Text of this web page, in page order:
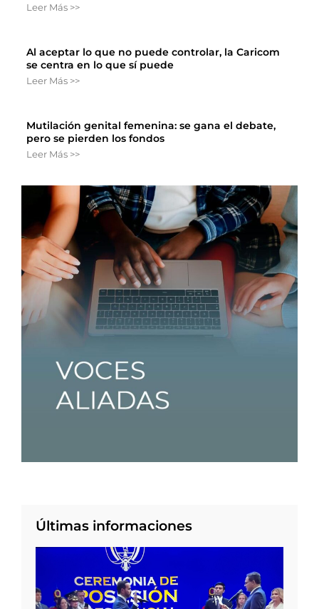
Leer Más >>
Al aceptar lo que no puede controlar, la Caricom
se centra en lo que sí puede
Leer Más >>
Mutilación genital femenina: se gana el debate,
pero se pierden los fondos
Leer Más >>
Últimas informaciones